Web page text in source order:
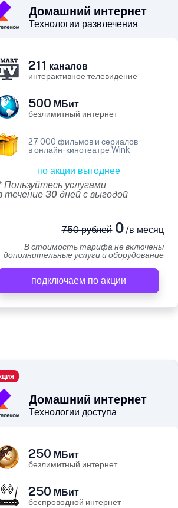
Домашний интернет
Технологии развлечения
211 каналов
интерактивное телевидение
500 МБит
безлимитный интернет
27 000 фильмов и сериалов
в онлайн-кинотеатре Wink
по акции выгоднее
Пользуйтесь услугами
течение 30 дней с выгодой
750 рублей0/в месяц
В стоимость тарифа не включены
дополнительные услуги и оборудование
подключаем по акции
Домашний интернет
Технологии доступа
250 МБит
безлимитный интернет
250 МБит
беспроводной интернет